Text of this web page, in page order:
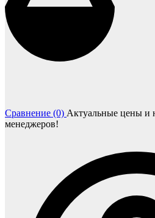
Сравнение (0) Актуальные цены и
менеджеров!